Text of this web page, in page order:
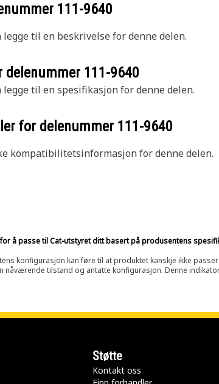
111-9640
til en beskrivelse for denne delen.
delenummer 111-9640
til en spesifikasjon for denne delen.
for delenummer 111-9640
kompatibilitetsinformasjon for denne delen.
å passe til Cat-utstyret ditt basert på produsentens
konfigurasjon kan føre til at produktet kanskje ikke
nåværende tilstand og antatte konfigurasjon. Denne
Støtte
Kontakt oss